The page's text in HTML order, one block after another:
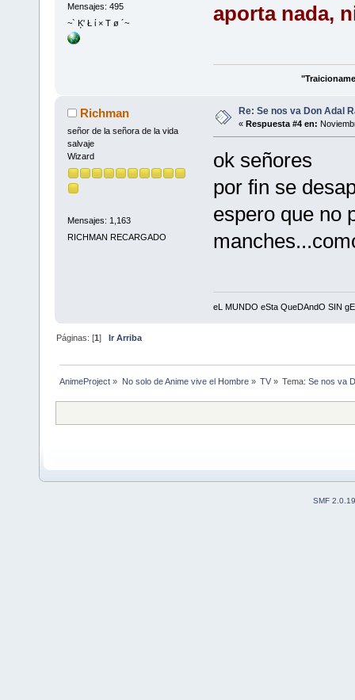
Mensajes: 495
~` Ķ' Ł ί × Τ ø ´~
aporta nada,
Richman
señor de la señora de la vida
salvaje
Wizard
Mensajes: 1,163
RICHMAN RECARGADO
Re: Se nos va Don Adal
« Respuesta #4 en:
ok señores
por fin se
espero que no
eL MUNDO eSta QueDAndO SIN
Páginas: [1]Ir Arriba
AnimeProject » No solo de Anime vive el Hombre» TV» Tema:Se nos va
SMF 2.0.19